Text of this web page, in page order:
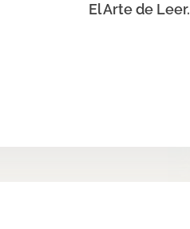
El Arte de Leer.